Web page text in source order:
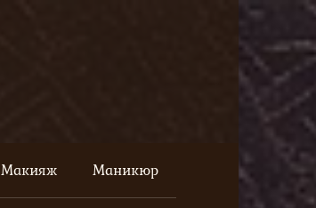
Макияж Маникюр